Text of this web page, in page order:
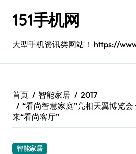
151手机网
大型手机资讯类网站！ https://
首页 智能家居
2017
“看尚智慧家庭”亮相天翼博览
来“看尚客厅”
智能家居